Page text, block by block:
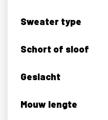
Sweater type
Schort of sloof
Geslacht
Mouw lengte